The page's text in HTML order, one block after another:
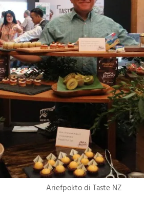
Ariefpokto di Taste NZ